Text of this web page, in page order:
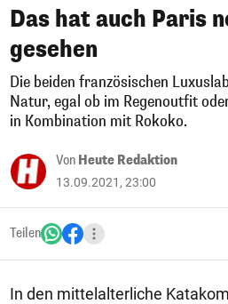
Das hat auch Paris
gesehen
Die beiden französischen
Natur, egal ob im Regenoutfit
in Kombination mit Rokoko.
Von Heute Redaktion
13.09.2021, 23:00
Teilen
In den mittelalterliche